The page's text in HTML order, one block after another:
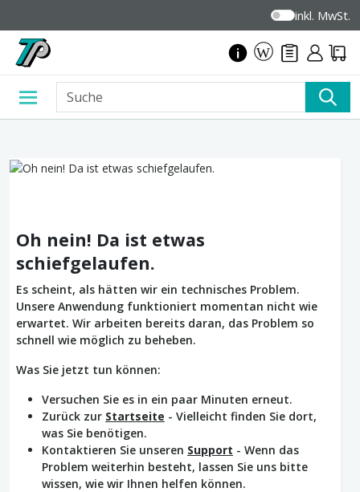
inkl. MwSt.
Oh nein! Da ist etwas
schiefgelaufen.
Es scheint, als hätten wir ein technisches Problem.
Unsere Anwendung funktioniert momentan nicht wie
erwartet. Wir arbeiten bereits daran, das Problem so
schnell wie möglich zu beheben.
Was Sie jetzt tun können:
Versuchen Sie es in ein paar Minuten erneut.
Zurück zur Startseite - Vielleicht finden Sie dort,
was Sie benötigen.
Kontaktieren Sie unseren Support - Wenn das
Problem weiterhin besteht, lassen Sie uns bitte
wissen, wie wir Ihnen helfen können.